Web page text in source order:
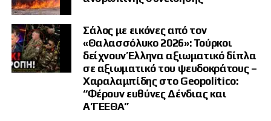
Σάλος με εικόνες από τον
«Θαλασσόλυκο 2026»: Τούρκοι
δείχνουν Έλληνα αξιωματικό δίπλα
σε αξιωματικό του ψευδοκράτους –
Χαραλαμπίδης στο Geopolitico:
“Φέρουν ευθύνες Δένδιας και
Α’ΓΕΕΘΑ”